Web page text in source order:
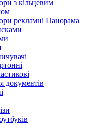
з кільцевим
рекламні Панорама
документів